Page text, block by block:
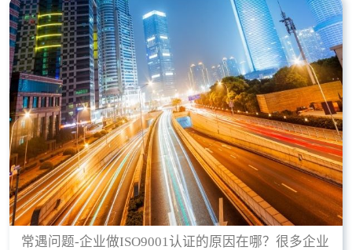
据。
常遇问题-企业做ISO9001认证的原因在哪？很多企业